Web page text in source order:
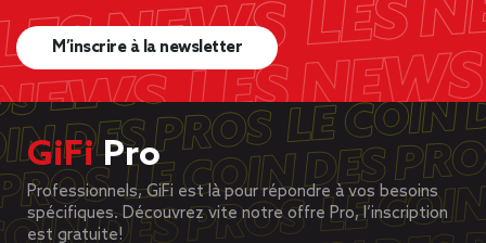
M’inscrire à la newsletter
GiFiPro
Professionnels, GiFi est là pour répondre à vos besoins
spécifiques. Découvrez vite notre offre Pro, l’inscription
est gratuite!